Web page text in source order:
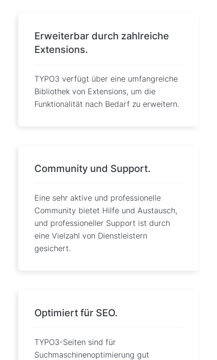
Erweiterbar durch zahlreiche
Extensions.
TYPO3 verfügt über eine umfangreiche
Bibliothek von Extensions, um die
Funktionalität nach Bedarf zu erweitern.
Community und Support.
Eine sehr aktive und professionelle
Community bietet Hilfe und Austausch,
und professioneller Support ist durch
eine Vielzahl von Dienstleistern
gesichert.
Optimiert für SEO.
TYPO3-Seiten sind für
Suchmaschinenoptimierung gut